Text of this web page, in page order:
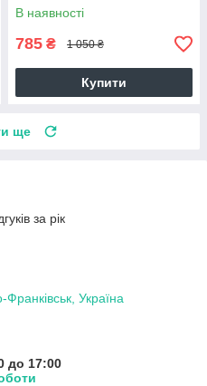
В наявності
785 ₴ 1 050 ₴
Купити
ще
за рік
Франківськ, Україна
до 17:00